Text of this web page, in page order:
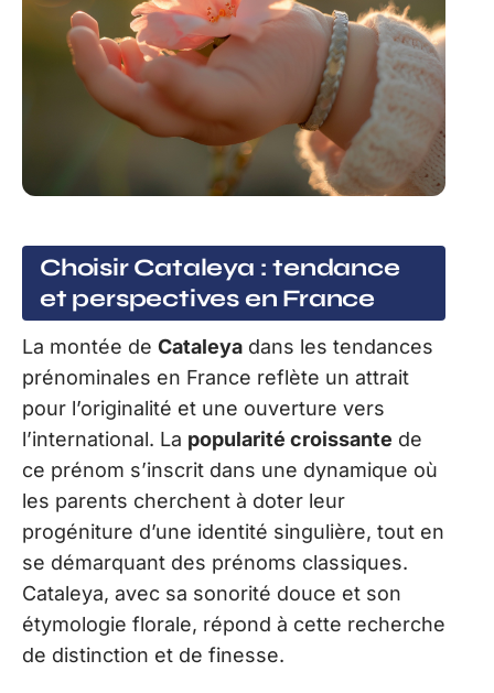
Choisir Cataleya : tendance
et perspectives en France
La montée de Cataleya dans les tendances
prénominales en France reflète un attrait
pour l’originalité et une ouverture vers
l’international. La popularité croissante de
ce prénom s’inscrit dans une dynamique où
les parents cherchent à doter leur
progéniture d’une identité singulière, tout en
se démarquant des prénoms classiques.
Cataleya, avec sa sonorité douce et son
étymologie florale, répond à cette recherche
de distinction et de finesse.